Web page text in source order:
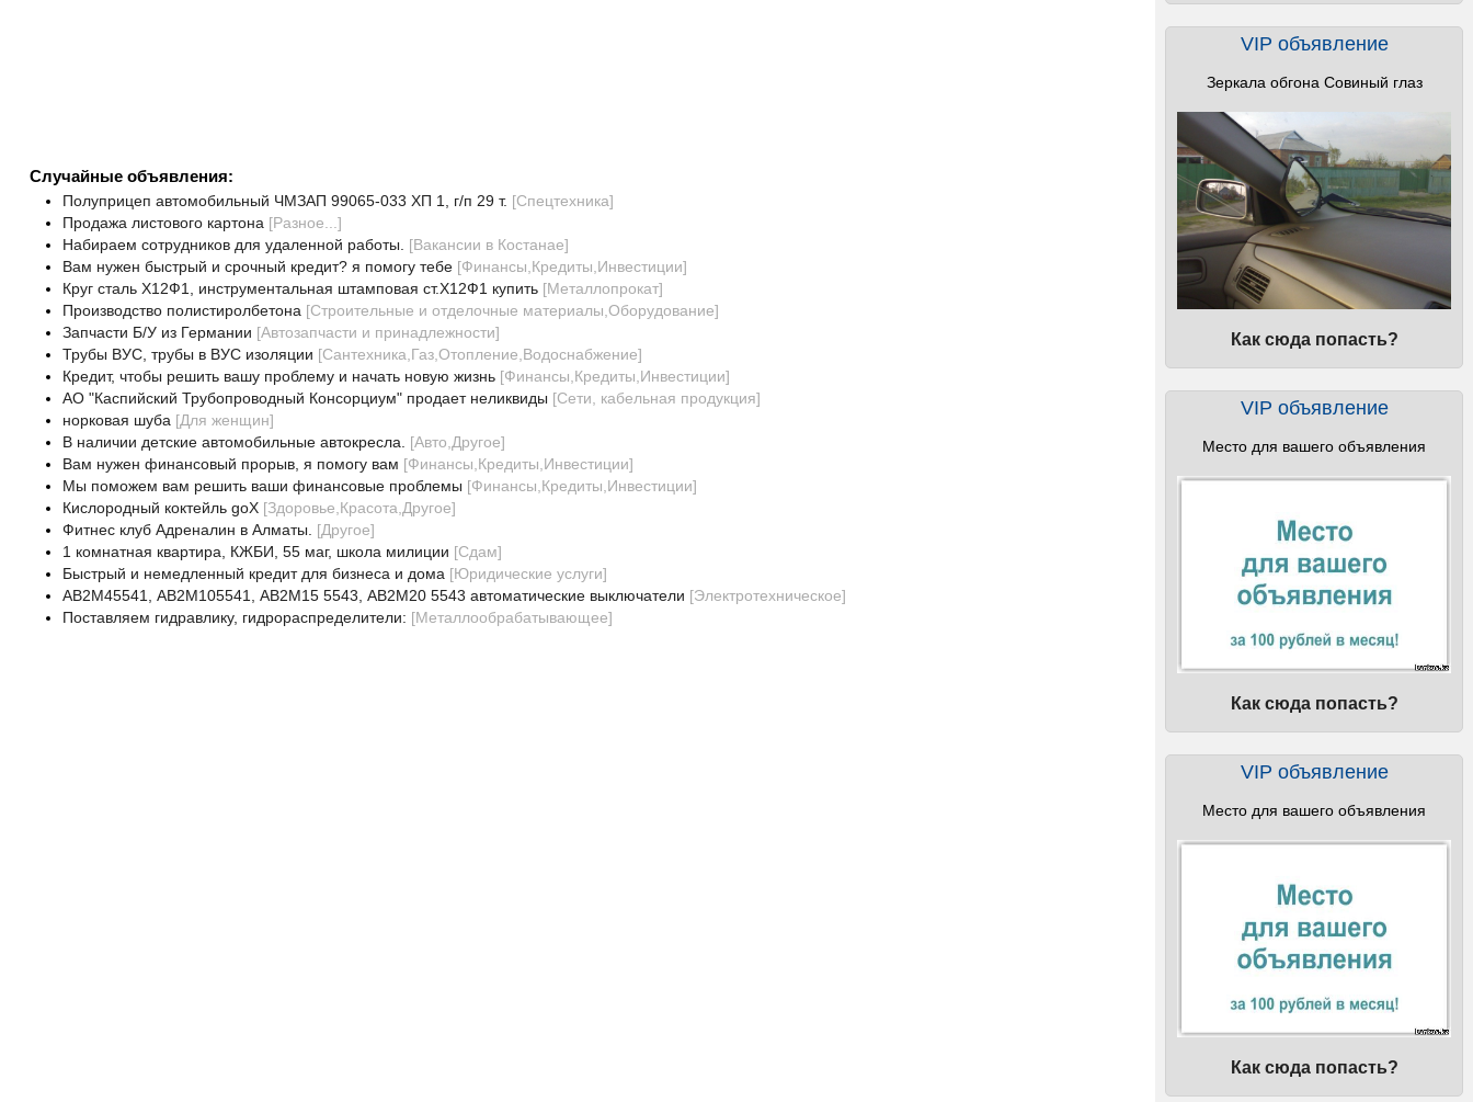
VIP объявление
Зеркала обгона Совиный глаз
Как сюда попасть?
VIP объявление
Место для вашего объявления
Как сюда попасть?
VIP объявление
Место для вашего объявления
Как сюда попасть?
Случайные объявления:
Полуприцеп автомобильный ЧМЗАП 99065-033 ХП 1, г/п 29 т. [Спецтехника]
Продажа листового картона [Разное... ]
Нaбирaем сотрудников для удaленной рaботы.
[Вакансии в Костанае]
Вам нужен быстрый и срочный кредит? я помогу тебе [Финансы,Кредиты,Инвестиции]
Круг сталь Х12Ф1, инструментальная штамповая ст.Х12Ф1 купить [Металлопрокат]
Производство полистиролбетона [Строительные и отделочные материалы,Оборудование]
Запчасти Б/У из Германии [Автозапчасти и принадлежности]
Трубы ВУС, трубы в ВУС изоляции [Сантехника,Газ,Отопление,Водоснабжение]
Кредит, чтобы решить вашу проблему и начать новую жизнь [Финансы,Кредиты,Инвестиции]
АО "Каспийский Трубопроводный Консорциум" продает неликвиды [Сети, кабельная продукция]
норковая шуба [Для женщин]
В наличии детские автомобильные автокресла.
[Авто,Другое]
Вам нужен финансовый прорыв, я помогу вам [Финансы,Кредиты,Инвестиции]
Мы поможем вам решить ваши финансовые проблемы [Финансы,Кредиты,Инвестиции]
Кислородный коктейль goX [Здоровье,Красота,Другое]
Фитнес клуб Адреналин в Алматы.
[Другое]
1 комнатная квартира, КЖБИ, 55 маг, школа милиции [Сдам]
Быстрый и немедленный кредит для бизнеса и дома [Юридические услуги]
АВ2М45541, АВ2М105541, АВ2М15 5543, АВ2М20 5543 автоматические выключатели [Электротехническое]
Поставляем гидравлику, гидрораспределители: [Металлообрабатывающее]